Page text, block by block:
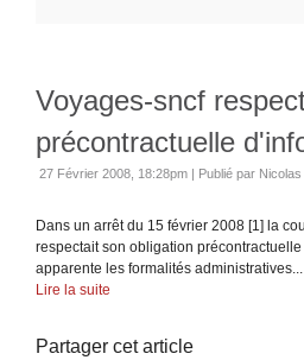
Voyages-sncf
précontractuelle
27 Février 2008, 18:28pm | Publié par
Dans un arrêt du 15 février 2008 [1] la
respectait son obligation
apparente les formalités administratives...
Lire la suite
Partager cet article